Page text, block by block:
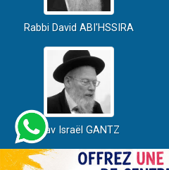
Rabbi David ABI'HSSIRA
Rav Israël GANTZ